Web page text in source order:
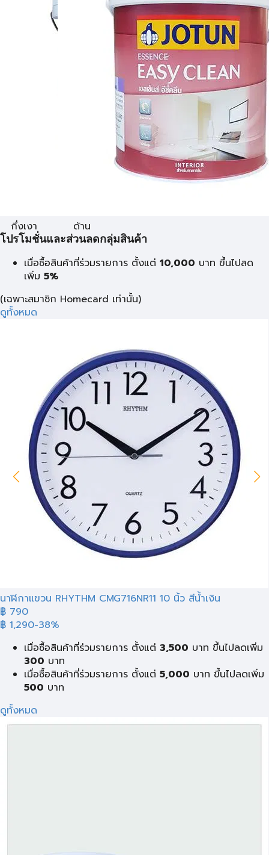
กึ่งเงา ด้าน
โปรโมชั่นและส่วนลดกลุ่มสินค้า
เมื่อซื้อสินค้าที่ร่วมรายการ ตั้งแต่ 10,000 บาท ขึ้นไปลด
เพิ่ม 5%
(เฉพาะสมาชิก Homecard เท่านั้น)
ดูทั้งหมด
นาฬิกาแขวน RHYTHM CMG716NR11 10 นิ้ว สีน้ำเงิน
฿ 790
฿ 1,290-38%
เมื่อซื้อสินค้าที่ร่วมรายการ ตั้งแต่ 3,500 บาท ขึ้นไปลดเพิ่ม
300 บาท
เมื่อซื้อสินค้าที่ร่วมรายการ ตั้งแต่ 5,000 บาท ขึ้นไปลดเพิ่ม
500 บาท
ดูทั้งหมด